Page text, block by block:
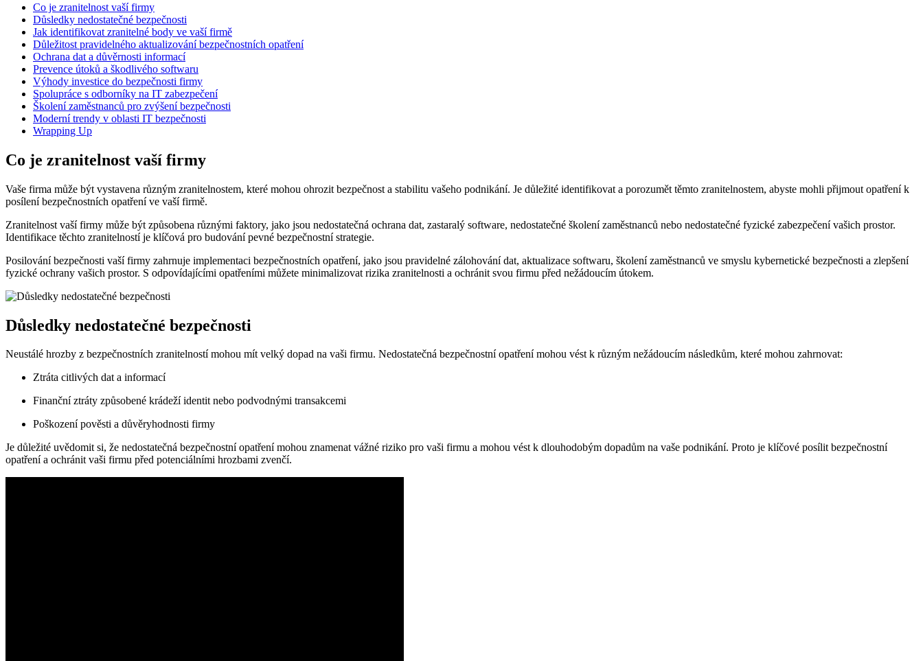
Co je zranitelnost vaší firmy
Důsledky nedostatečné bezpečnosti
Jak identifikovat zranitelné body ve vaší firmě
Důležitost pravidelného aktualizování bezpečnostních opatření
Ochrana dat a důvěrnosti informací
Prevence útoků a škodlivého softwaru
Výhody investice do bezpečnosti firmy
Spolupráce s odborníky na IT zabezpečení
Školení zaměstnanců pro zvýšení bezpečnosti
Moderní trendy v oblasti IT bezpečnosti
Wrapping Up
Co je zranitelnost vaší firmy
Vaše firma může být vystavena různým zranitelnostem, které mohou ohrozit bezpečnost a stabilitu vašeho podnikání. Je důležité identifikovat a porozumět těmto zranitelnostem, abyste mohli přijmout opatření k
posílení bezpečnostních opatření ve vaší firmě.
Zranitelnost vaší firmy může být způsobena různými faktory, jako jsou nedostatečná ochrana dat, zastaralý software, nedostatečné školení zaměstnanců nebo nedostatečné fyzické zabezpečení vašich prostor.
Identifikace těchto zranitelností je klíčová pro budování pevné bezpečnostní strategie.
Posilování bezpečnosti vaší firmy zahrnuje implementaci bezpečnostních opatření, jako jsou pravidelné zálohování dat, aktualizace softwaru, školení zaměstnanců ve smyslu kybernetické bezpečnosti a zlepšení
fyzické ochrany vašich prostor. S odpovídajícími opatřeními můžete minimalizovat rizika zranitelnosti a ochránit svou firmu před nežádoucím útokem.
Důsledky nedostatečné bezpečnosti
Neustálé hrozby z bezpečnostních zranitelností mohou mít velký dopad na vaši firmu. Nedostatečná bezpečnostní opatření mohou vést k různým nežádoucím následkům, které mohou zahrnovat:
Ztráta citlivých dat a informací
Finanční ztráty způsobené krádeží identit nebo podvodnými transakcemi
Poškození pověsti a důvěryhodnosti firmy
Je důležité uvědomit si, že nedostatečná bezpečnostní opatření mohou znamenat vážné riziko pro vaši firmu a mohou vést k dlouhodobým dopadům na vaše podnikání. Proto je klíčové posílit bezpečnostní
opatření a ochránit vaši firmu před potenciálními hrozbami zvenčí.